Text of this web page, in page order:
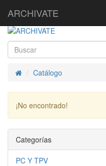
ARCHIVATE
InicioCatálogo
¡No encontrado!
Categorías
PC Y TPV